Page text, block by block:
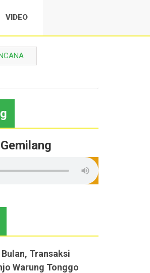
VIDEO
Bulan, Transaksi
Warung Tonggo